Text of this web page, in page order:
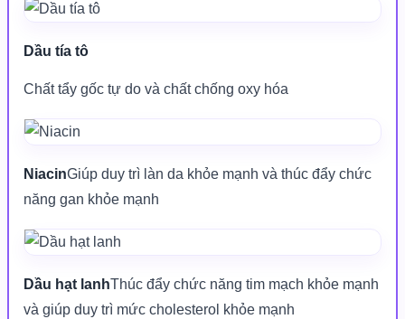
Dầu tía tô
Chất tẩy gốc tự do và chất chống oxy hóa
NiacinGiúp duy trì làn da khỏe mạnh và thúc đẩy chức
năng gan khỏe mạnh
Dầu hạt lanhThúc đẩy chức năng tim mạch khỏe mạnh
và giúp duy trì mức cholesterol khỏe mạnh